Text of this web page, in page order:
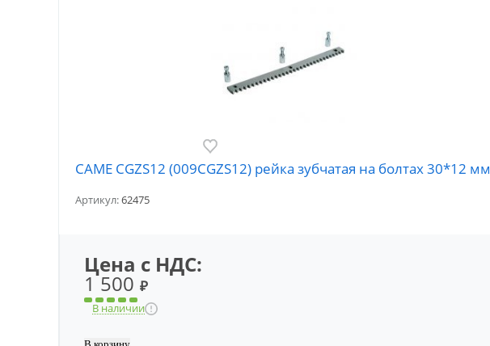
CAME CGZS12 (009CGZS12) рейка зубчатая на болтах 30*12 мм
Артикул:62475
Цена с НДС:
1 500₽
В наличии